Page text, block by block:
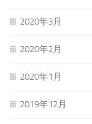
2020年3月
2020年2月
2020年1月
2019年12月